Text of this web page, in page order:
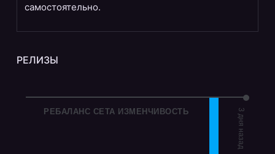
самостоятельно.
РЕЛИЗЫ
3 дня назад
РЕБАЛАНС СЕТА ИЗМЕНЧИВОСТЬ